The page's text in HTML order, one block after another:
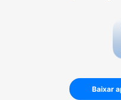
Baixar